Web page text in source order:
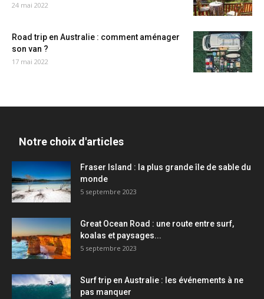
24 mai 2022
Road trip en Australie : comment aménager
son van ?
17 mai 2022
Notre choix d'articles
Fraser Island : la plus grande île de sable du
monde
5 septembre 2023
Great Ocean Road : une route entre surf,
koalas et paysages...
5 septembre 2023
Surf trip en Australie : les événements à ne
pas manquer